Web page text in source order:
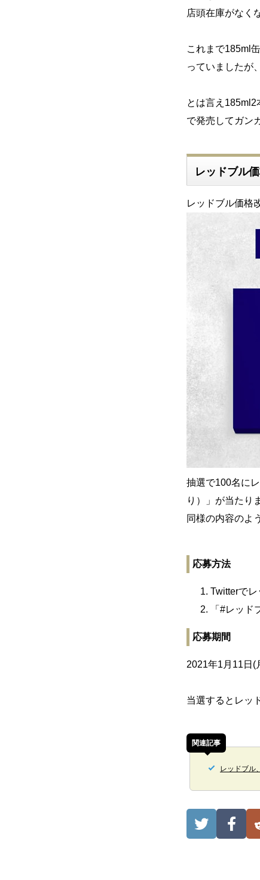
店頭在庫がなく
これまで185ml
っていましたが
とは言え
で発売してガン
レッドブル
レッドブル価格
抽選で100名に
り）」が当たり
同様の内容のよ
応募方法
Twitterで
「#レッ
応募期間
2021年1月11日(
当選するとレッ
関連記事
レッドブル